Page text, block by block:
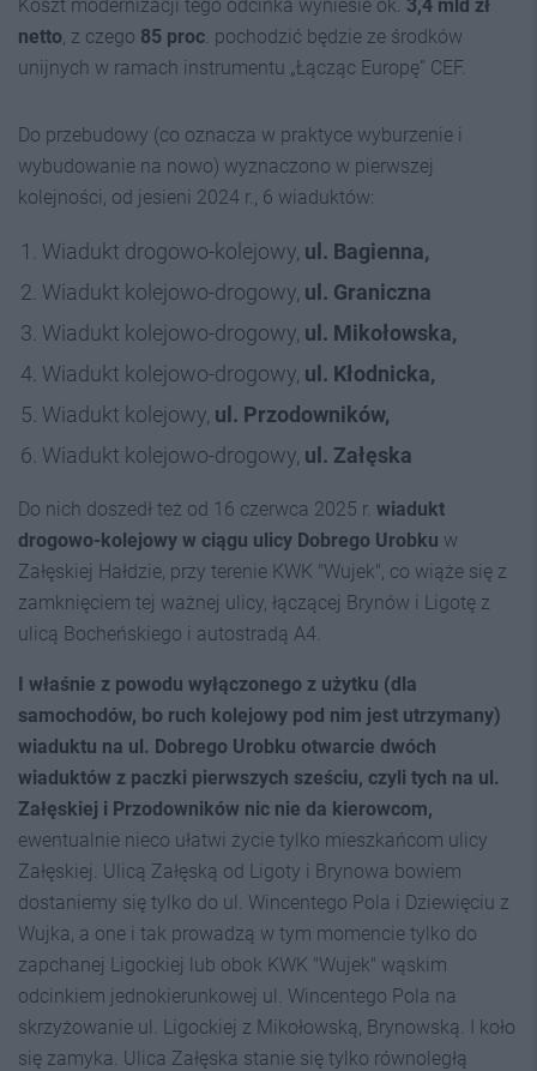
Koszt modernizacji tego odcinka wyniesie ok. 3,4 mld zł
netto, z czego 85 proc. pochodzić będzie ze środków
unijnych w ramach instrumentu „Łącząc Europę” CEF.
Do przebudowy (co oznacza w praktyce wyburzenie i
wybudowanie na nowo) wyznaczono w pierwszej
kolejności, od jesieni 2024 r., 6 wiaduktów:
Wiadukt drogowo-kolejowy, ul. Bagienna,
Wiadukt kolejowo-drogowy, ul. Graniczna
Wiadukt kolejowo-drogowy, ul. Mikołowska,
Wiadukt kolejowo-drogowy, ul. Kłodnicka,
Wiadukt kolejowy, ul. Przodowników,
Wiadukt kolejowo-drogowy, ul. Załęska
Do nich doszedł też od 16 czerwca 2025 r. wiadukt
drogowo-kolejowy w ciągu ulicy Dobrego Urobku w
Załęskiej Hałdzie, przy terenie KWK "Wujek", co wiąże się z
zamknięciem tej ważnej ulicy, łączącej Brynów i Ligotę z
ulicą Bocheńskiego i autostradą A4.
I właśnie z powodu wyłączonego z użytku (dla
samochodów, bo ruch kolejowy pod nim jest utrzymany)
wiaduktu na ul. Dobrego Urobku otwarcie dwóch
wiaduktów z paczki pierwszych sześciu, czyli tych na ul.
Załęskiej i Przodowników nic nie da kierowcom,
ewentualnie nieco ułatwi życie tylko mieszkańcom ulicy
Załęskiej. Ulicą Załęską od Ligoty i Brynowa bowiem
dostaniemy się tylko do ul. Wincentego Pola i Dziewięciu z
Wujka, a one i tak prowadzą w tym momencie tylko do
zapchanej Ligockiej lub obok KWK "Wujek" wąskim
odcinkiem jednokierunkowej ul. Wincentego Pola na
skrzyżowanie ul. Ligockiej z Mikołowską, Brynowską. I koło
się zamyka. Ulica Załęska stanie się tylko równoległą